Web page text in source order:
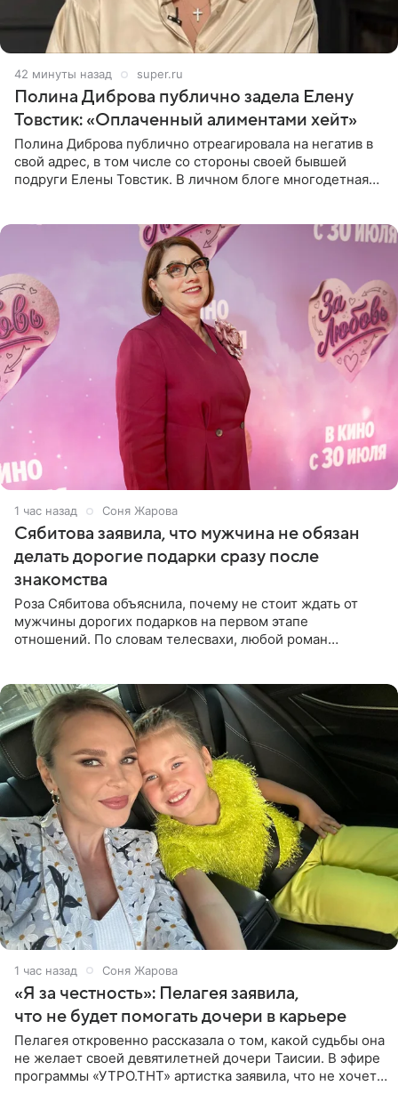
42 минуты назад super.ru
Полина Диброва публично задела Елену
Товстик: «Оплаченный алиментами хейт»
Полина Диброва публично отреагировала на негатив в
свой адрес, в том числе со стороны своей бывшей
подруги Елены Товстик. В личном блоге многодетная
1 час назад Соня Жарова
Сябитова заявила, что мужчина не обязан
делать дорогие подарки сразу после
знакомства
Роза Сябитова объяснила, почему не стоит ждать от
мужчины дорогих подарков на первом этапе
отношений. По словам телесвахи, любой роман
1 час назад Соня Жарова
«Я за честность»: Пелагея заявила,
что не будет помогать дочери в карьере
Пелагея откровенно рассказала о том, какой судьбы она
не желает своей девятилетней дочери Таисии. В эфире
программы «УТРО.ТНТ» артистка заявила, что не хочет